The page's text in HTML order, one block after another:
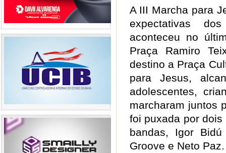
A III Marcha para
expectativas
aconteceu no
Praça Ramiro
destino a Praça
para Jesus,
adolescentes,
marcharam juntos
foi puxada por
bandas, Igor
Groove e Neto